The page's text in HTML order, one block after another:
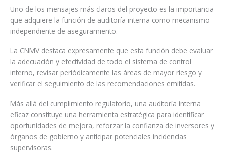
Uno de los mensajes más claros del proyecto es la importancia
que adquiere la función de auditoría interna como mecanismo
independiente de aseguramiento.
La CNMV destaca expresamente que esta función debe evaluar
la adecuación y efectividad de todo el sistema de control
interno, revisar periódicamente las áreas de mayor riesgo y
verificar el seguimiento de las recomendaciones emitidas.
Más allá del cumplimiento regulatorio, una auditoría interna
eficaz constituye una herramienta estratégica para identificar
oportunidades de mejora, reforzar la confianza de inversores y
órganos de gobierno y anticipar potenciales incidencias
supervisoras.